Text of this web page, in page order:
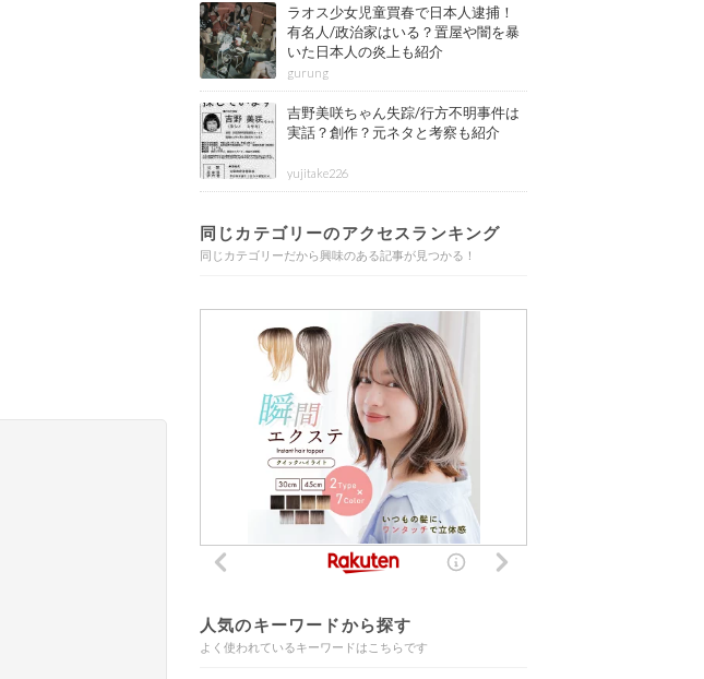
ラオス少女児童買春で日本人逮捕！
有名人/政治家はいる？置屋や闇を暴
いた日本人の炎上も紹介
gurung
吉野美咲ちゃん失踪/行方不明事件は
実話？創作？元ネタと考察も紹介
yujitake226
同じカテゴリーのアクセスランキング
同じカテゴリーだから興味のある記事が見つかる！
人気のキーワードから探す
よく使われているキーワードはこちらです